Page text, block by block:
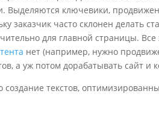
Выделяются ключевики,
заказчик часто склонен делать
для главной страницы.
нет (например, нужно
а уж потом дорабатывать сайт и
создание текстов,